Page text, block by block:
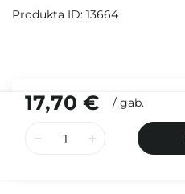
17,70 € / gab.
Produkta ID: 13664